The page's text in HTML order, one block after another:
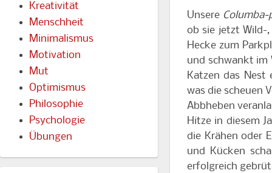
Unsere
ob sie jetzt Wild-
Hecke zum
und schwankt im
Katzen das Nest
was die scheuen
Abbheben
Hitze in diesem
die Krähen oder
und Kücken
erfolgreich
Kreativität
Menschheit
Minimalismus
Motivation
Mut
Optimismus
Philosophie
Psychologie
Übungen